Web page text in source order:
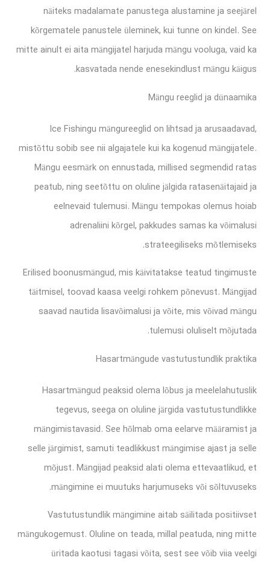
näiteks madalamate panustega alustamine ja seejärel
kõrgematele panustele üleminek, kui tunne on kindel. See
mitte ainult ei aita mängijatel harjuda mängu vooluga, vaid ka
kasvatada nende enesekindlust mängu käigus.
Mängu reeglid ja dünaamika
Ice Fishingu mängureeglid on lihtsad ja arusaadavad,
mistõttu sobib see nii algajatele kui ka kogenud mängijatele.
Mängu eesmärk on ennustada, millised segmendid ratas
peatub, ning seetõttu on oluline jälgida ratasenäitajaid ja
eelnevaid tulemusi. Mängu tempokas olemus hoiab
adrenaliini kõrgel, pakkudes samas ka võimalusi
strateegiliseks mõtlemiseks.
Erilised boonusmängud, mis käivitatakse teatud tingimuste
täitmisel, toovad kaasa veelgi rohkem põnevust. Mängijad
saavad nautida lisavõimalusi ja võite, mis võivad mängu
tulemusi oluliselt mõjutada.
Hasartmängude vastutustundlik praktika
Hasartmängud peaksid olema lõbus ja meelelahutuslik
tegevus, seega on oluline järgida vastutustundlikke
mängimistavasid. See hõlmab oma eelarve määramist ja
selle järgimist, samuti teadlikkust mängimise ajast ja selle
mõjust. Mängijad peaksid alati olema ettevaatlikud, et
mängimine ei muutuks harjumuseks või sõltuvuseks.
Vastutustundlik mängimine aitab säilitada positiivset
mängukogemust. Oluline on teada, millal peatuda, ning mitte
üritada kaotusi tagasi võita, sest see võib viia veelgi